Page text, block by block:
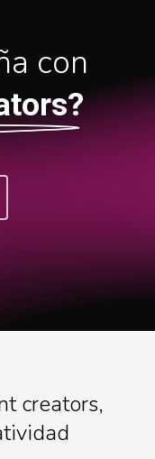
con
creators,